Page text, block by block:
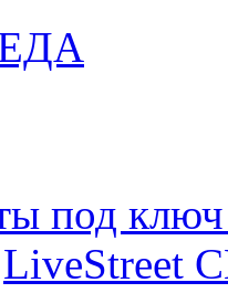
ЕДА
под ключ
LiveStreet